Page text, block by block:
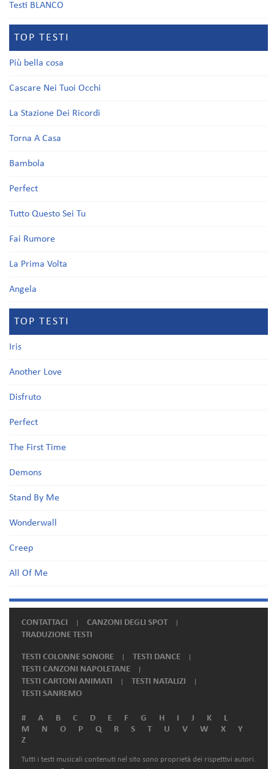
Testi BLANCO
TOP TESTI
Più bella cosa
Cascare Nei Tuoi Occhi
La Stazione Dei Ricordi
Torna A Casa
Bambola
Perfect
Tutto Questo Sei Tu
Fai Rumore
La Prima Volta
Angela
TOP TESTI
Iris
Another Love
Disfruto
Perfect
The First Time
Demons
Stand By Me
Wonderwall
Creep
All Of Me
CONTATTACI
CANZONI DEGLI SPOT
TRADUZIONE TESTI
TESTI COLONNE SONORE
TESTI DANCE
TESTI CANZONI NAPOLETANE
TESTI CARTONI ANIMATI
TESTI NATALIZI
TESTI SANREMO
# A B C D E F G H I J K
L
M
N O P Q R S T U V W X
Y
Z
Tutti i testi musicali contenuti nel sito sono proprietà dei rispettivi autori.